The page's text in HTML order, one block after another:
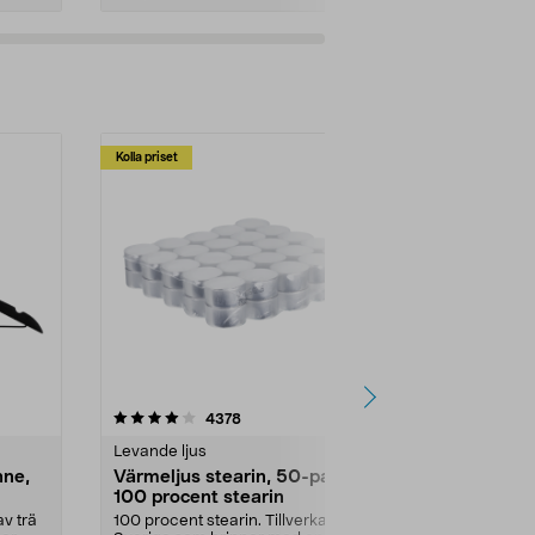
trä
Kolla priset
4378recensioner
Levande ljus
Värmeljus stearin, 50-pack,
100 procent stearin
100 procent stearin. Tillverkade i
4.5av 5 stjärnor